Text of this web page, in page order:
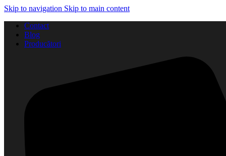
Skip to navigation Skip to main content
Contact
Blog
Producători